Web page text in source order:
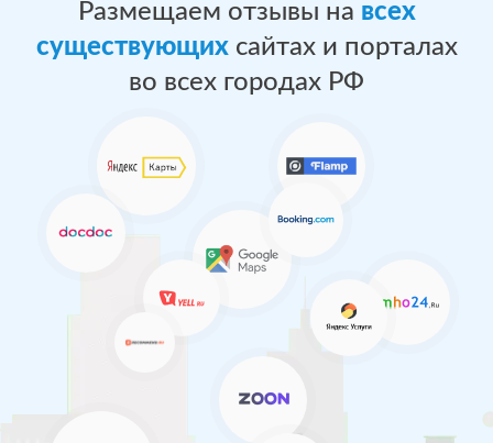
Размещаем отзывы на всех
существующихсайтах и порталах
во всех городах РФ